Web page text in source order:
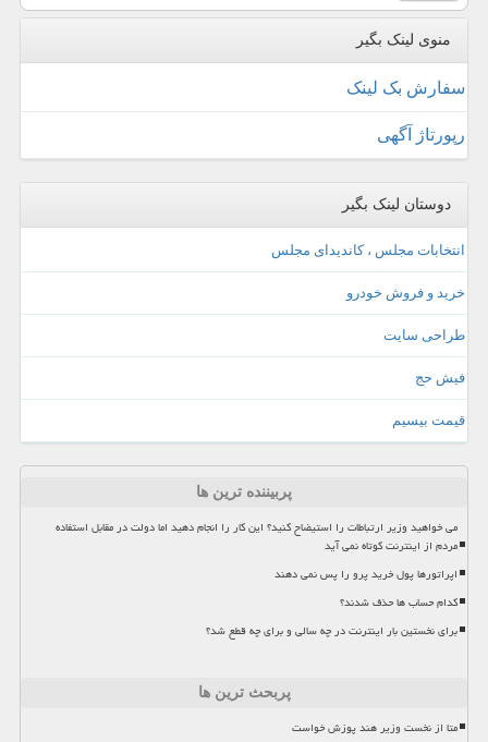
منوی لینک بگیر
سفارش بک لینک
رپورتاژ آگهی
دوستان لینک بگیر
انتخابات مجلس ، کاندیدای مجلس
خرید و فروش خودرو
طراحی سایت
فیش حج
قیمت بیسیم
پربیننده ترین ها
می خواهید وزیر ارتباطات را استیضاح کنید؟ این کار را انجام دهید اما دولت در مقابل استفاده
مردم از اینترنت کوتاه نمی آید
اپراتورها پول خرید پرو را پس نمی دهند
کدام حساب ها حذف شدند؟
برای نخستین بار اینترنت در چه سالی و برای چه قطع شد؟
پربحث ترین ها
متا از نخست وزیر هند پوزش خواست